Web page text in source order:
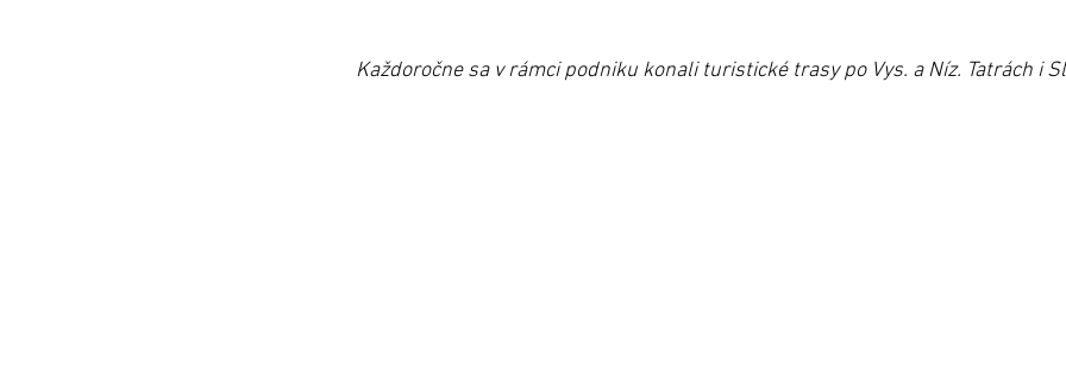
Každoročne sa v rámci podniku konali turistické trasy po Vys. a Níz. Tatrách i